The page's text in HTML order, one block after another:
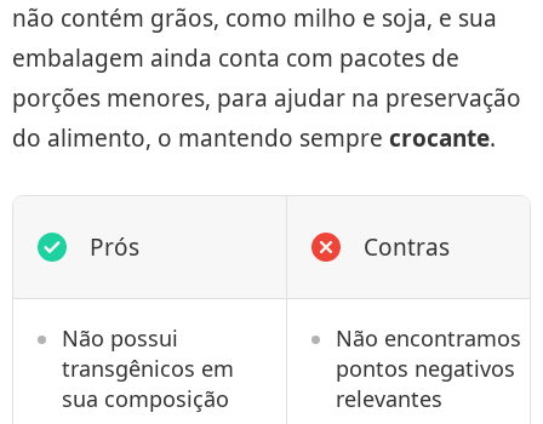
não contém grãos, como milho e soja, e sua
embalagem ainda conta com pacotes de
porções menores, para ajudar na preservação
do alimento, o mantendo sempre crocante.
Prós Contras
Não possui
transgênicos em
sua composição
Não encontramos
pontos negativos
relevantes